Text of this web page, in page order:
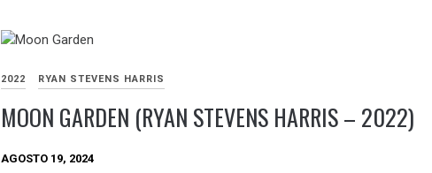
2022 RYAN STEVENS HARRIS
MOON GARDEN (RYAN STEVENS HARRIS – 2022)
AGOSTO 19, 2024